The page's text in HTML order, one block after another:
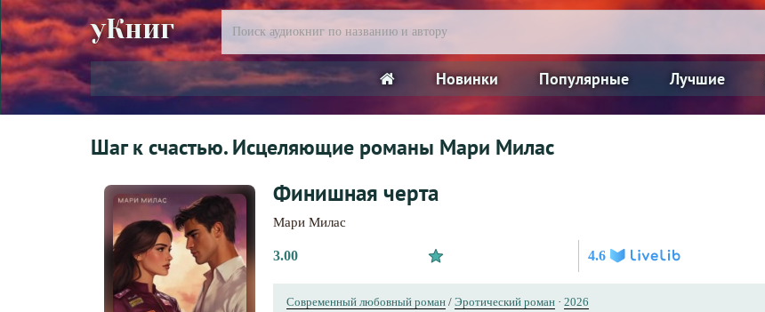
уКниг
Новинки Популярные Лучшие
Шаг к счастью. Исцеляющие романы Мари Милас
Финишная черта
Мари Милас
3.00 4.6
Современный любовный роман / Эротический роман · 2026